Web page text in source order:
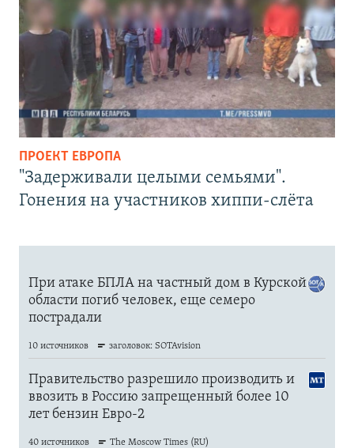
ПРОЕКТ ЕВРОПА
"Задерживали целыми семьями".
Гонения на участников хиппи-слёта